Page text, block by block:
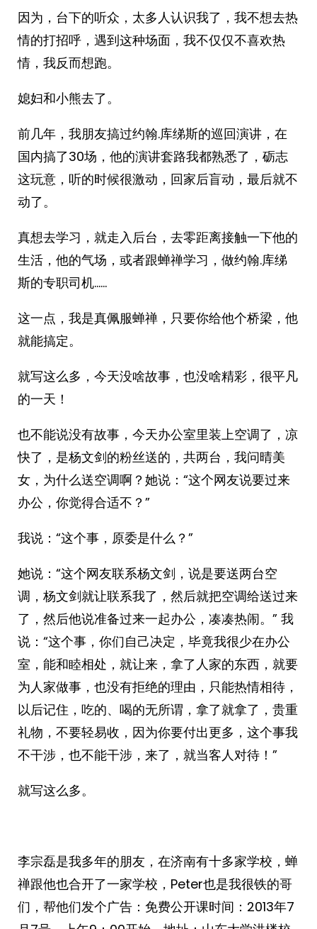
因为，台下的听众，太多人认识我了，我不想去热
情的打招呼，遇到这种场面，我不仅仅不喜欢热
情，我反而想跑。
媳妇和小熊去了。
前几年，我朋友搞过约翰.库绨斯的巡回演讲，在
国内搞了30场，他的演讲套路我都熟悉了，砺志
这玩意，听的时候很激动，回家后盲动，最后就不
动了。
真想去学习，就走入后台，去零距离接触一下他的
生活，他的气场，或者跟蝉禅学习，做约翰.库绨
斯的专职司机……
这一点，我是真佩服蝉禅，只要你给他个桥梁，他
就能搞定。
就写这么多，今天没啥故事，也没啥精彩，很平凡
的一天！
也不能说没有故事，今天办公室里装上空调了，凉
快了，是杨文剑的粉丝送的，共两台，我问晴美
女，为什么送空调啊？她说：“这个网友说要过来
办公，你觉得合适不？”
我说：“这个事，原委是什么？”
她说：“这个网友联系杨文剑，说是要送两台空
调，杨文剑就让联系我了，然后就把空调给送过来
了，然后他说准备过来一起办公，凑凑热闹。” 我
说：“这个事，你们自己决定，毕竟我很少在办公
室，能和睦相处，就让来，拿了人家的东西，就要
为人家做事，也没有拒绝的理由，只能热情相待，
以后记住，吃的、喝的无所谓，拿了就拿了，贵重
礼物，不要轻易收，因为你要付出更多，这个事我
不干涉，也不能干涉，来了，就当客人对待！”
就写这么多。
李宗磊是我多年的朋友，在济南有十多家学校，蝉
禅跟他也合开了一家学校，Peter也是我很铁的哥
们，帮他们发个广告：免费公开课时间：2013年7